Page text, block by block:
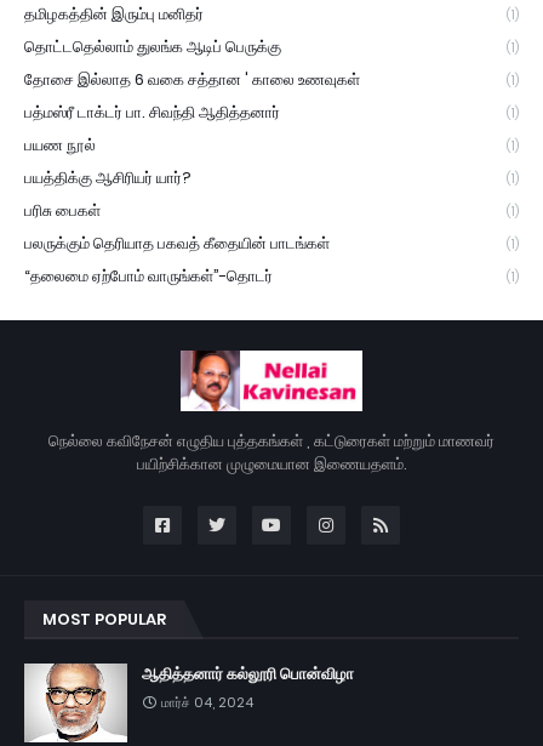
தமிழகத்தின் இரும்பு மனிதர் (1)
தொட்டதெல்லாம் துலங்க ஆடிப் பெருக்கு (1)
தோசை இல்லாத 6 வகை சத்தான ' காலை உணவுகள் (1)
பத்மஸ்ரீ டாக்டர் பா. சிவந்தி ஆதித்தனார் (1)
பயண நூல் (1)
பயத்திக்கு ஆசிரியர் யார்? (1)
பரிசு பைகள் (1)
பலருக்கும் தெரியாத பகவத் கீதையின் பாடங்கள் (1)
“தலைமை ஏற்போம் வாருங்கள்”-தொடர் (1)
நெல்லை கவிநேசன் எழுதிய புத்தகங்கள் , கட்டுரைகள் மற்றும் மாணவர்
பயிற்சிக்கான முழுமையான இணையதளம்.
MOST POPULAR
ஆதித்தனார் கல்லூரி பொன்விழா
மார்ச் 04, 2024